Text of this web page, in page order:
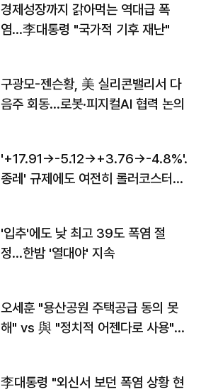
경제성장까지 갉아먹는 역대급 폭
염…李대통령 "국가적 기후 재난"
구광모-젠슨황, 美 실리콘밸리서 다
음주 회동…로봇·피지컬AI 협력 논의
'+17.91→-5.12→+3.76→-4.8%'…'
종레' 규제에도 여전히 롤러코스터
'입추'에도 낮 최고 39도 폭염 절
정…한밤 '열대야' 지속
오세훈 "용산공원 주택공급 동의 못
해" vs 與 "정치적 어젠다로 사용"
李대통령 "외신서 보던 폭염 상황 현